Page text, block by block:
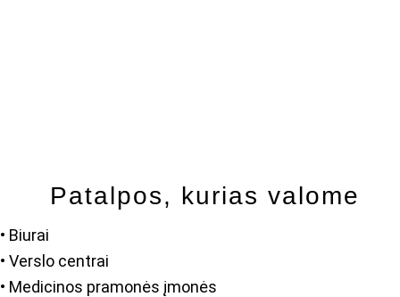
Patalpos, kurias valome
• Biurai
• Verslo centrai
• Medicinos pramonės įmonės